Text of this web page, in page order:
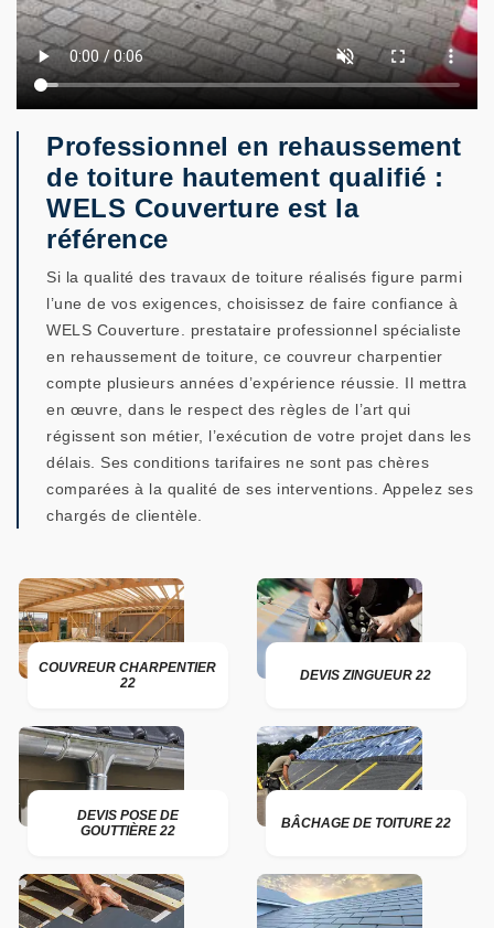
Professionnel en rehaussement
de toiture hautement qualifié :
WELS Couverture est la
référence
Si la qualité des travaux de toiture réalisés figure parmi
l’une de vos exigences, choisissez de faire confiance à
WELS Couverture. prestataire professionnel spécialiste
en rehaussement de toiture, ce couvreur charpentier
compte plusieurs années d’expérience réussie. Il mettra
en œuvre, dans le respect des règles de l’art qui
régissent son métier, l’exécution de votre projet dans les
délais. Ses conditions tarifaires ne sont pas chères
comparées à la qualité de ses interventions. Appelez ses
chargés de clientèle.
COUVREUR CHARPENTIER
22
DEVIS ZINGUEUR 22
DEVIS POSE DE
GOUTTIÈRE 22
BÂCHAGE DE TOITURE 22